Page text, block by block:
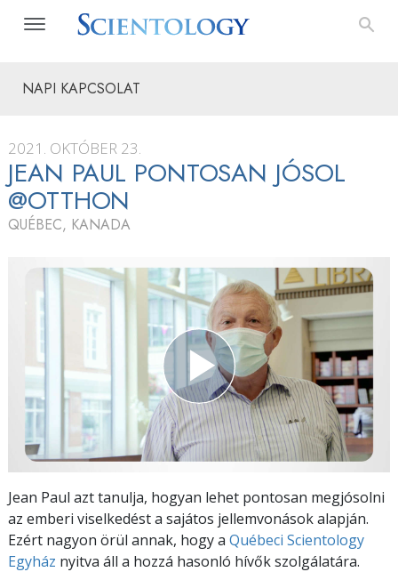
NAPI KAPCSOLAT
2021. OKTÓBER 23.
JEAN PAUL PONTOSAN JÓSOL
@OTTHON
QUÉBEC, KANADA
Jean Paul azt tanulja, hogyan lehet pontosan megjósolni
az emberi viselkedést a sajátos jellemvonások alapján.
Ezért nagyon örül annak, hogy a Québeci Scientology
Egyház nyitva áll a hozzá hasonló hívők szolgálatára.